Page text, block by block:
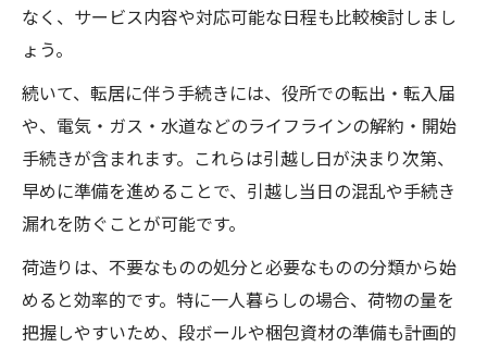
引越し手続き順番を守る重要ポイント
引越しで役所に持参する書類チェック
効率よく進める引越しスケジュール管理術
引越しスケジュール表の作成手順とコツ
チェックリストを使った引越し進行管理
手続き忘れを防ぐ引越しリスト活用術
なく、サービス内容や対応可能な日程も比較検討しまし
ょう。
続いて、転居に伴う手続きには、役所での転出・転入届
や、電気・ガス・水道などのライフラインの解約・開始
手続きが含まれます。これらは引越し日が決まり次第、
早めに準備を進めることで、引越し当日の混乱や手続き
漏れを防ぐことが可能です。
荷造りは、不要なものの処分と必要なものの分類から始
めると効率的です。特に一人暮らしの場合、荷物の量を
把握しやすいため、段ボールや梱包資材の準備も計画的